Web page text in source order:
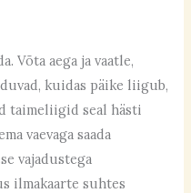
Võta aega ja vaatle,
kuidas päike liigub,
taimeliigid seal hästi
vaevaga saada
vajadustega
ilmakaarte suhtes